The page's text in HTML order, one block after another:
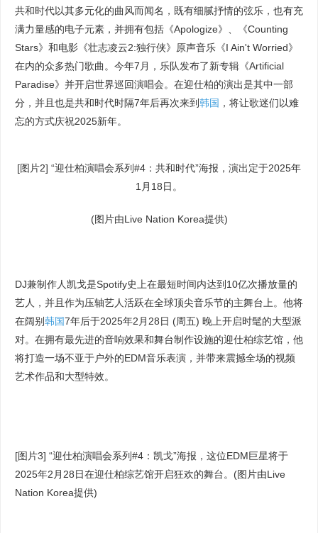
共和时代以其多元化的曲风而闻名，既有细腻抒情的弦乐，也有充
满力量感的电子元素，并拥有包括《Apologize》、《Counting
Stars》和电影《壮志凌云2:独行侠》原声音乐《I Ain't Worried》
在内的众多热门歌曲。今年7月，乐队发布了新专辑《Artificial
Paradise》并开启世界巡回演唱会。在迎仕柏的演出是其中一部
分，并且也是共和时代时隔7年后再次来到韩国 ，将让歌迷们以难
忘的方式庆祝2025新年。
[图片2] “迎仕柏演唱会系列#4：共和时代”海报，演出定于2025年
1月18日。
(图片由Live Nation Korea提供)
DJ兼制作人凯戈是Spotify史上在最短时间内达到10亿次播放量的
艺人，并且作为压轴艺人活跃在全球顶尖音乐节的主舞台上。他将
在阔别韩国7年后于2025年2月28日 (周五) 晚上开启时髦的大型派
对。在拥有最先进的音响效果和舞台制作设施的迎仕柏综艺馆，他
将打造一场不亚于户外的EDM音乐表演，并带来震撼全场的视频
艺术作品和大型特效。
[图片3] “迎仕柏演唱会系列#4：凯戈”海报，这位EDM巨星将于
2025年2月28日在迎仕柏综艺馆开启狂欢的舞台。(图片由Live
Nation Korea提供)